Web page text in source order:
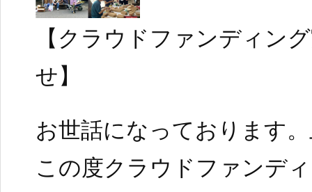
【クラウドファンディン
せ】
お世話になっております
この度クラウドファンデ